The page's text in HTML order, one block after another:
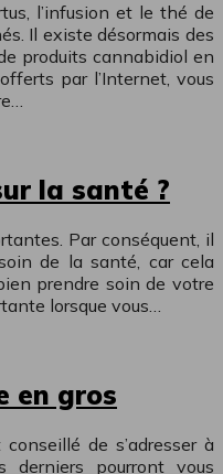
l’infusion et le thé de
Il existe désormais des
produits cannabidiol en
par l’Internet, vous
la santé ?
Par conséquent, il
de la santé, car cela
prendre soin de votre
lorsque vous…
en gros
de s’adresser à
derniers pourront vous